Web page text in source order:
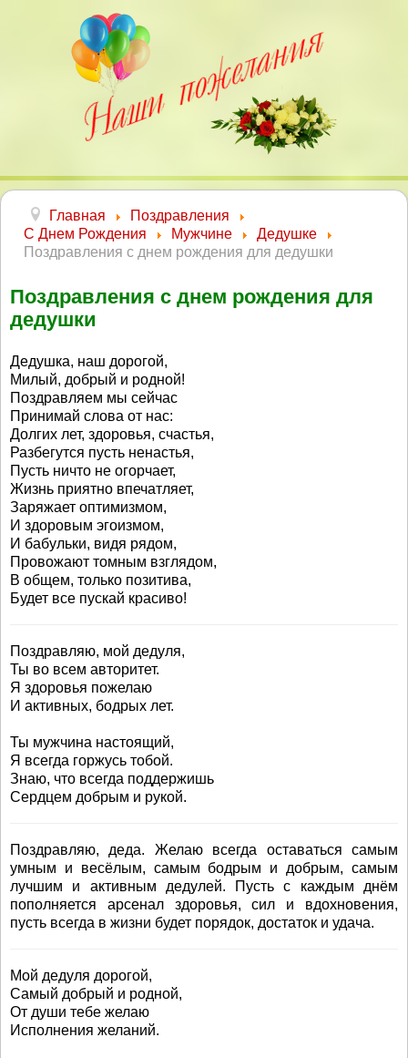
Главная
Поздравления
С Днем Рождения
Мужчине
Дедушке
Поздравления с днем рождения для дедушки
Поздравления с днем рождения для
дедушки
Дедушка, наш дорогой,
Милый, добрый и родной!
Поздравляем мы сейчас
Принимай слова от нас:
Долгих лет, здоровья, счастья,
Разбегутся пусть ненастья,
Пусть ничто не огорчает,
Жизнь приятно впечатляет,
Заряжает оптимизмом,
И здоровым эгоизмом,
И бабульки, видя рядом,
Провожают томным взглядом,
В общем, только позитива,
Будет все пускай красиво!
Поздравляю, мой дедуля,
Ты во всем авторитет.
Я здоровья пожелаю
И активных, бодрых лет.
Ты мужчина настоящий,
Я всегда горжусь тобой.
Знаю, что всегда поддержишь
Сердцем добрым и рукой.
Поздравляю, деда. Желаю всегда оставаться самым
умным и весёлым, самым бодрым и добрым, самым
лучшим и активным дедулей. Пусть с каждым днём
пополняется арсенал здоровья, сил и вдохновения,
пусть всегда в жизни будет порядок, достаток и удача.
Мой дедуля дорогой,
Самый добрый и родной,
От души тебе желаю
Исполнения желаний.